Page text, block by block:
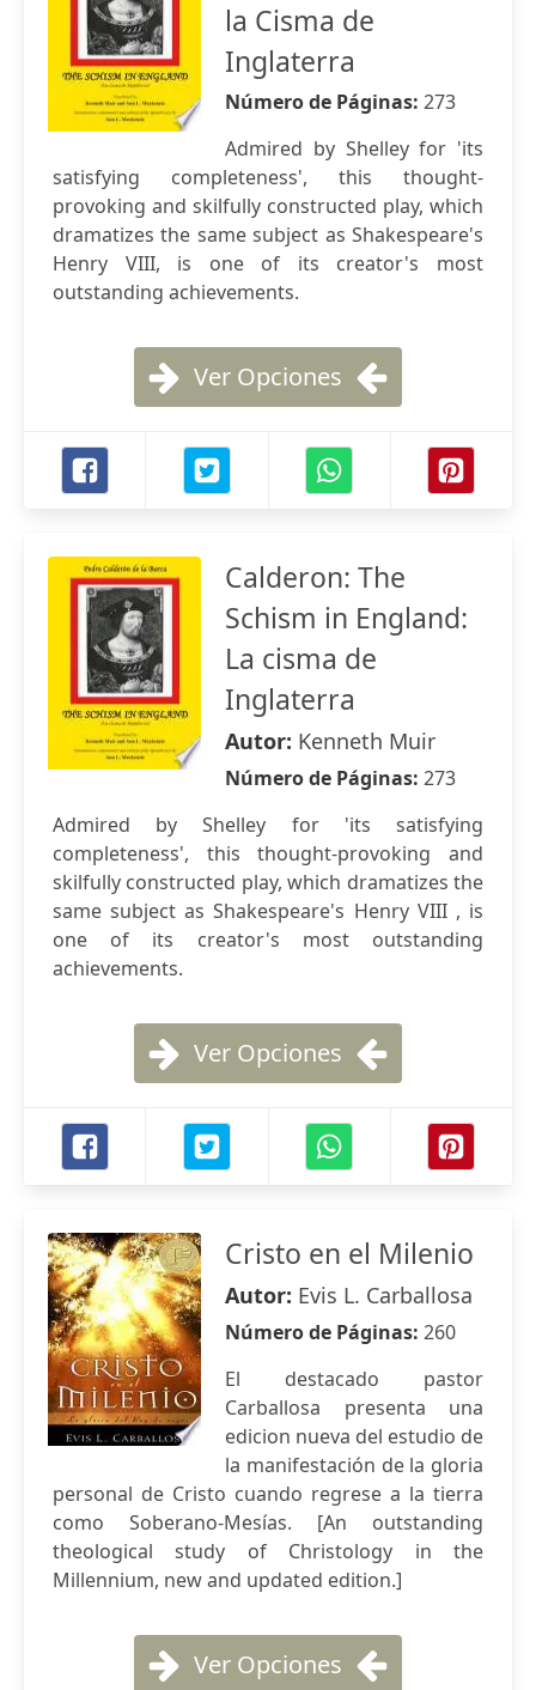
la Cisma de
Inglaterra
Número de Páginas: 273
Admired by Shelley for 'its
satisfying completeness', this thought-
provoking and skilfully constructed play, which
dramatizes the same subject as Shakespeare's
Henry VIII, is one of its creator's most
outstanding achievements.
Ver Opciones
Calderon: The
Schism in England:
La cisma de
Inglaterra
Autor: Kenneth Muir
Número de Páginas: 273
Admired by Shelley for 'its satisfying
completeness', this thought-provoking and
skilfully constructed play, which dramatizes the
same subject as Shakespeare's Henry VIII , is
one of its creator's most outstanding
achievements.
Ver Opciones
Cristo en el Milenio
Autor: Evis L. Carballosa
Número de Páginas: 260
El destacado pastor
Carballosa presenta una
edicion nueva del estudio de
la manifestación de la gloria
personal de Cristo cuando regrese a la tierra
como Soberano-Mesías. [An outstanding
theological study of Christology in the
Millennium, new and updated edition.]
Ver Opciones